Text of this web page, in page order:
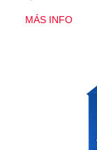
MÁS INFO